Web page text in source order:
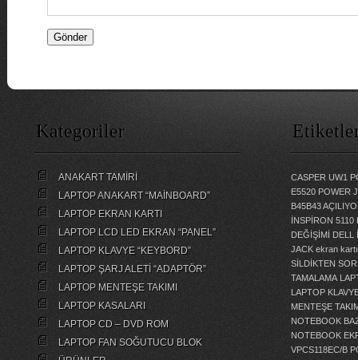
Kategoriler
ANAKART TAMİRİ
LAPTOP ANAKART “MAİNBOARD”
LAPTOP EKRAN KARTI
LAPTOP LCD LED EKRAN “PANEL”
LAPTOP KLAVYE “KEYBORD”
LAPTOP ŞARJ ALETİ “ADAPTÖR”
LAPTOP MENTEŞE TAKIMI
LAPTOP KASALARI
LAPTOP CD – DVD ROM
LAPTOP FAN SOĞUTUCU BLOK
CASPER UW1
E5520 POWER
B45B43
İNSPİRON
DEĞİŞİMİ
DELL
JACK ekran
SİLDİKTEN
TAMALAMA
LAPTOP
MENTEŞE
NOTEBOOK
NOTEBOOK
VPCS118EC/B